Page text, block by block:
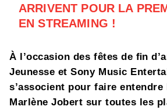
ARRIVENT POUR LA
EN STREAMING !
À l’occasion des fêtes de ﬁn
Jeunesse et Sony Music
s’associent pour faire entendre
Marlène Jobert sur toutes les